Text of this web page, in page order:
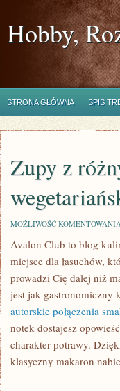
Hobby,
STRONA GŁÓWNA SPIS
Zupy z
MOŻLIWOŚĆ
Avalon Club to blog
miejsce dla łasuchów,
prowadzi Cię dalej niż
jest jak gastronomiczny
autorskie połączenia
notek dostajesz
charakter potrawy.
klasyczny makaron